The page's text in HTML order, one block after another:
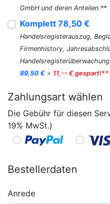
GmbH und deren Anteilen.**
Komplett 78,50 €
Handelsregisterauszug,
Firmenhistory,
89,50 € = 11,-- € gespart!**
Zahlungsart wählen
Die Gebühr für diesen
19% MwSt.)
Bestellerdaten
Anrede